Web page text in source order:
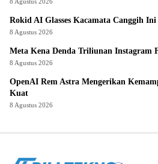
8 Agustus 2026
Rokid AI Glasses Kacamata Canggih
8 Agustus 2026
Meta Kena Denda Triliunan Instagram
8 Agustus 2026
OpenAI Rem Astra Mengerikan
Kuat
8 Agustus 2026